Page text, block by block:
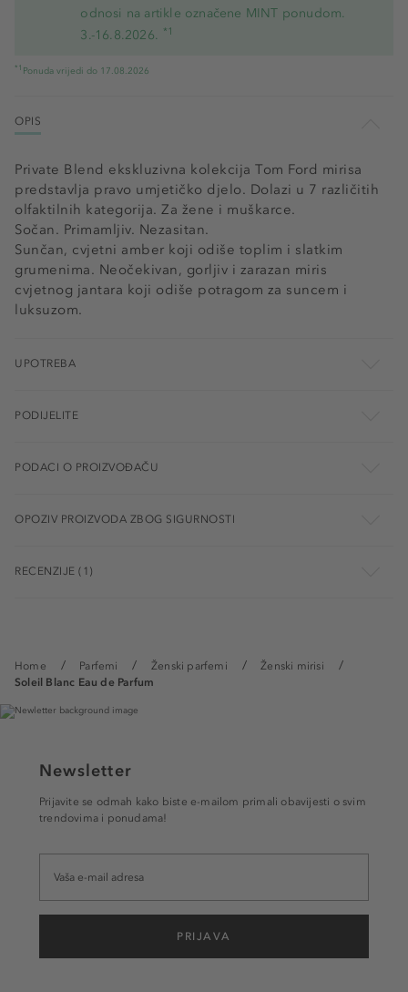
Home Parfemi Ženski parfemi
Ženski mirisi
Soleil Blanc Eau de Parfum
odnosi na artikle označene MINT ponudom.
3.-16.8.2026. *1
*1 Ponuda vrijedi do 17.08.2026
OPIS
Private Blend ekskluzivna kolekcija Tom Ford mirisa
predstavlja pravo umjetičko djelo. Dolazi u 7 različitih
olfaktilnih kategorija. Za žene i muškarce.
Sočan. Primamljiv. Nezasitan.
Sunčan, cvjetni amber koji odiše toplim i slatkim
grumenima. Neočekivan, gorljiv i zarazan miris
cvjetnog jantara koji odiše potragom za suncem i
luksuzom.
UPOTREBA
PODIJELITE
PODACI O PROIZVOĐAČU
OPOZIV PROIZVODA ZBOG SIGURNOSTI
RECENZIJE (1)
Newsletter
Prijavite se odmah kako biste e-mailom primali obavijesti o svim
trendovima i ponudama!
PRIJAVA